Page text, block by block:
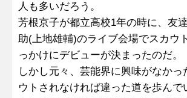
人も多いだろう。
芳根京子が都立高校1年の時に、友
助(上地雄輔)のライブ会場でスカウ
っかけにデビューが決まったのだ。
しかし元々、芸能界に興味がなかっ
ウトされなければ違った道を歩んで